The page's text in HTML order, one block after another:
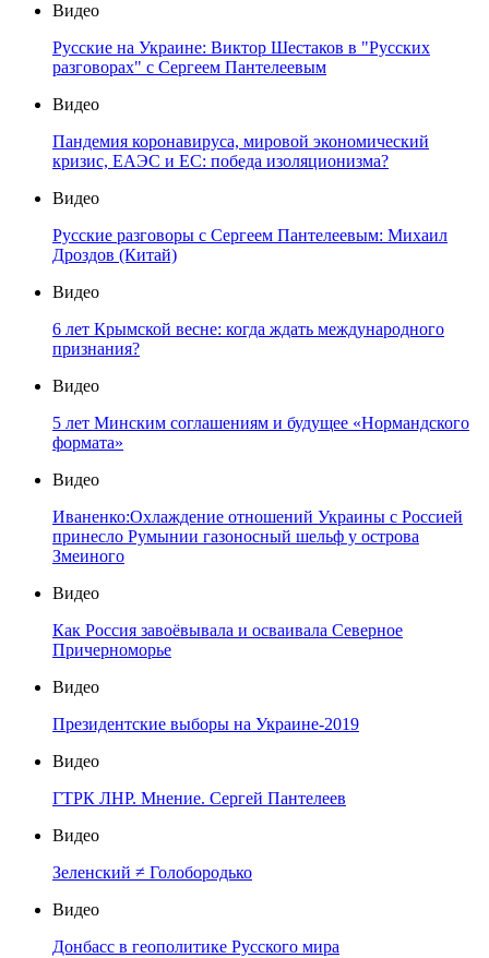
Видео
Русские на Украине: Виктор Шестаков в "Русских
разговорах" с Сергеем Пантелеевым
Видео
Пандемия коронавируса, мировой экономический
кризис, ЕАЭС и ЕС: победа изоляционизма?
Видео
Русские разговоры с Сергеем Пантелеевым: Михаил
Дроздов (Китай)
Видео
6 лет Крымской весне: когда ждать международного
признания?
Видео
5 лет Минским соглашениям и будущее «Нормандского
формата»
Видео
Иваненко:Охлаждение отношений Украины с Россией
принесло Румынии газоносный шельф у острова
Змеиного
Видео
Как Россия завоёвывала и осваивала Северное
Причерноморье
Видео
Президентские выборы на Украине-2019
Видео
ГТРК ЛНР. Мнение. Сергей Пантелеев
Видео
Зеленский ≠ Голобородько
Видео
Донбасс в геополитике Русского мира